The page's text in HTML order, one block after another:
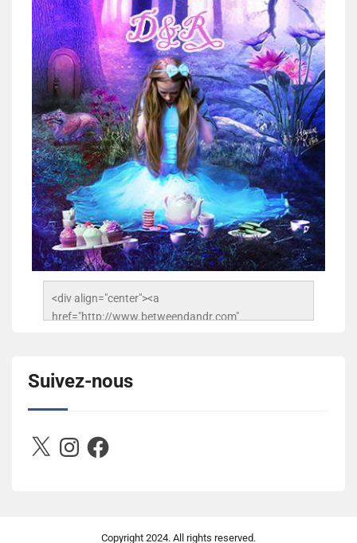
<div align="center"><a
href="http://www.betweendandr.com"
503716673157532-2788222864243652657-n.jpg"
alt="Between D&R" style="border:none;" /></a>
</div>
Suivez-nous
X InstagramFacebook
Copyright 2024. All rights reserved.